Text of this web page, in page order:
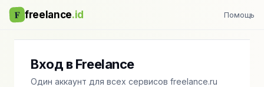
F freelance.id Помощь
Вход в Freelance
Один аккаунт для всех сервисов freelance.ru